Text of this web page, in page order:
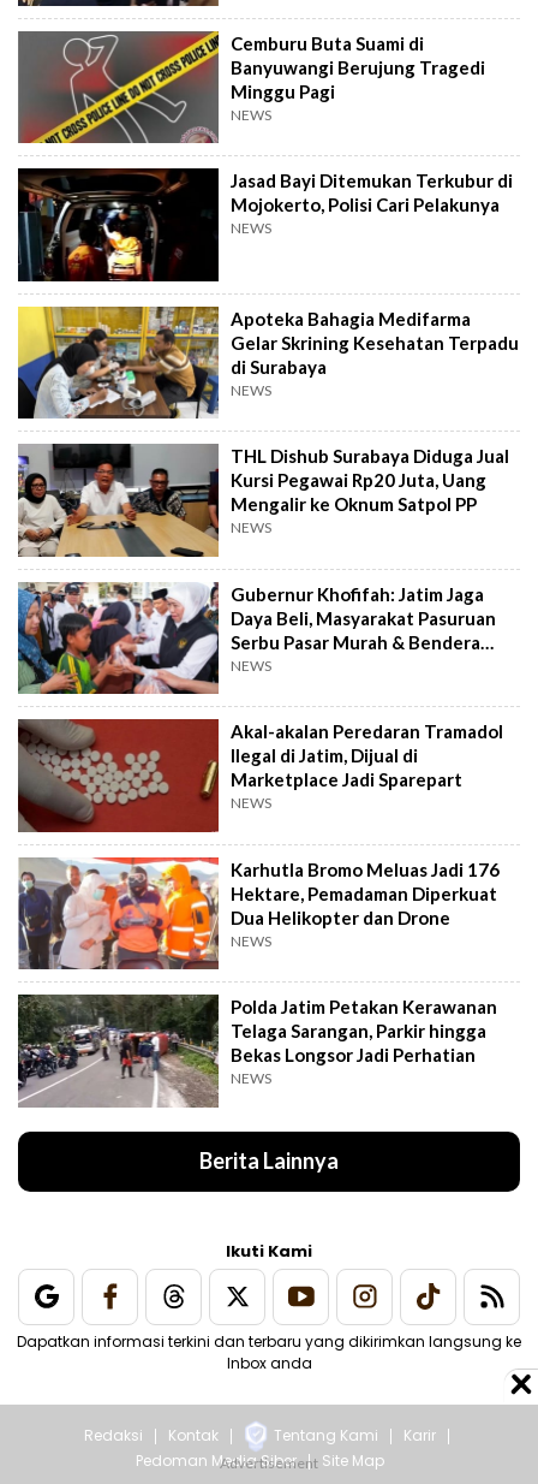
Cemburu Buta Suami di
Banyuwangi Berujung Tragedi
Minggu Pagi
NEWS
Jasad Bayi Ditemukan Terkubur di
Mojokerto, Polisi Cari Pelakunya
NEWS
Apoteka Bahagia Medifarma
Gelar Skrining Kesehatan Terpadu
di Surabaya
NEWS
THL Dishub Surabaya Diduga Jual
Kursi Pegawai Rp20 Juta, Uang
Mengalir ke Oknum Satpol PP
NEWS
Gubernur Khofifah: Jatim Jaga
Daya Beli, Masyarakat Pasuruan
Serbu Pasar Murah & Bendera
Merah Putih
NEWS
Akal-akalan Peredaran Tramadol
Ilegal di Jatim, Dijual di
Marketplace Jadi Sparepart
NEWS
Karhutla Bromo Meluas Jadi 176
Hektare, Pemadaman Diperkuat
Dua Helikopter dan Drone
NEWS
Polda Jatim Petakan Kerawanan
Telaga Sarangan, Parkir hingga
Bekas Longsor Jadi Perhatian
NEWS
Berita Lainnya
Ikuti Kami
Dapatkan informasi terkini dan terbaru yang dikirimkan langsung ke
Inbox anda
Redaksi Kontak Tentang Kami
Karir
Pedoman Media Siber
Site Map